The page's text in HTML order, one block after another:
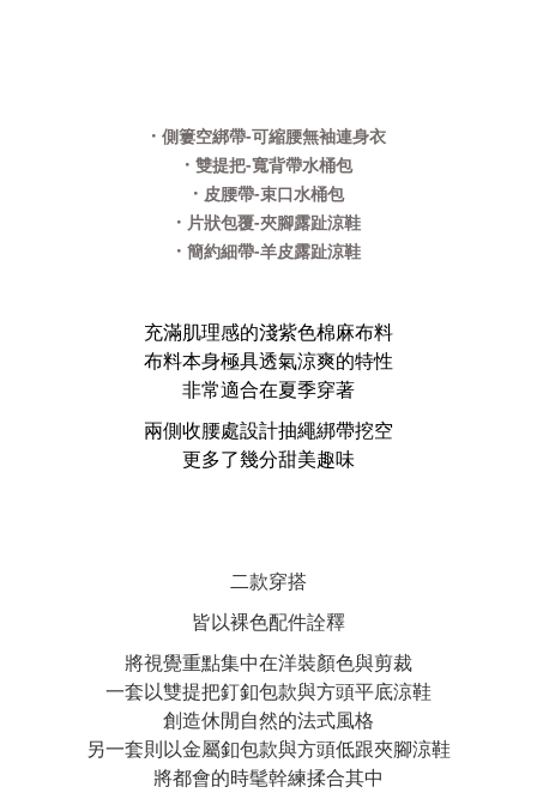
· 側簍空綁帶-可縮腰無袖連身衣
· 雙提把-寬背帶水桶包
· 皮腰帶-束口水桶包
· 片狀包覆-夾腳露趾涼鞋
· 簡約細帶-羊皮露趾涼鞋
充滿肌理感的淺紫色棉麻布料
布料本身極具透氣涼爽的特性
非常適合在夏季穿著
兩側收腰處設計抽繩綁帶挖空
更多了幾分甜美趣味
二款穿搭
皆以裸色配件詮釋
將視覺重點集中在洋裝顏色與剪裁
一套以雙提把釘釦包款與方頭平底涼鞋
創造休閒自然的法式風格
另一套則以金屬釦包款與方頭低跟夾腳涼鞋
將都會的時髦幹練揉合其中